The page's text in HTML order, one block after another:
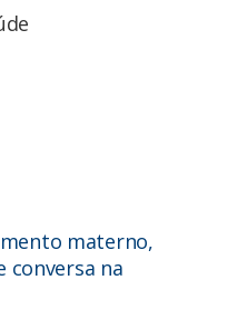
materno,
conversa na